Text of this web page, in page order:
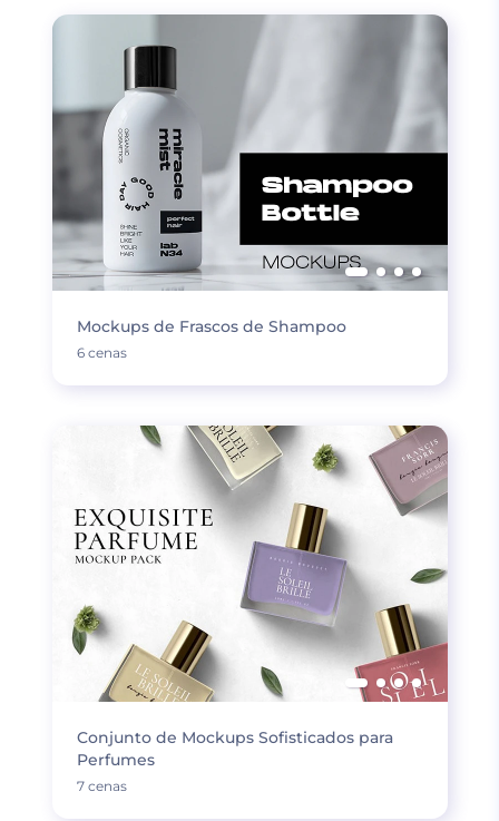
Mockups de Frascos de Shampoo
6 cenas
Conjunto de Mockups Sofisticados para
Perfumes
7 cenas